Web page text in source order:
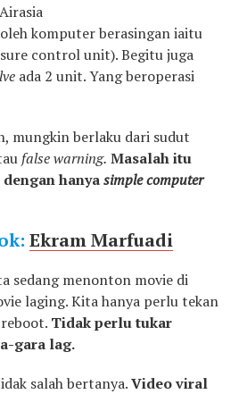
komputer berasingan iaitu
control unit). Begitu juga
ada 2 unit. Yang beroperasi
mungkin berlaku dari sudut
false warning. Masalah itu
hanyasimple computer
Ekram Marfuadi
sedang menonton movie di
laging. Kita hanya perlu tekan
Tidak perlu tukar
gara lag.
salah bertanya.Video viral